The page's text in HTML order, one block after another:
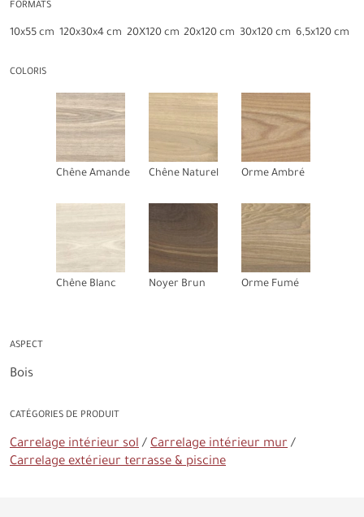
FORMATS
10x55 cm 120x30x4 cm 20X120 cm 20x120 cm 30x120 cm 6,5x120 cm
COLORIS
Chêne Amande
Chêne Blanc
Chêne Naturel
Noyer Brun
Orme Ambré
Orme Fumé
ASPECT
Bois
CATÉGORIES DE PRODUIT
Carrelage intérieur sol
Carrelage intérieur mur
Carrelage extérieur terrasse & piscine